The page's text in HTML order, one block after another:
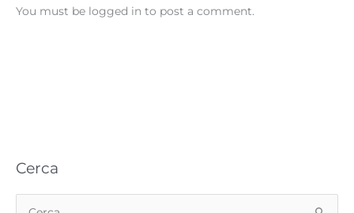
You must be logged in to post a comment.
Cerca